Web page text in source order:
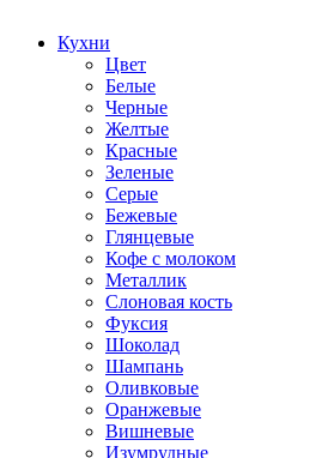
Кухни
Цвет
Белые
Черные
Желтые
Красные
Зеленые
Серые
Бежевые
Глянцевые
Кофе с молоком
Металлик
Слоновая кость
Фуксия
Шоколад
Шампань
Оливковые
Оранжевые
Вишневые
Изумрудные